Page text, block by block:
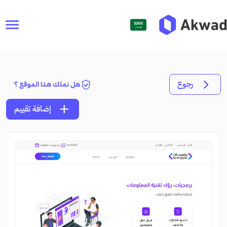
menu
رجوع هل تملك هذا الموقع ؟
add إضافة تقييم